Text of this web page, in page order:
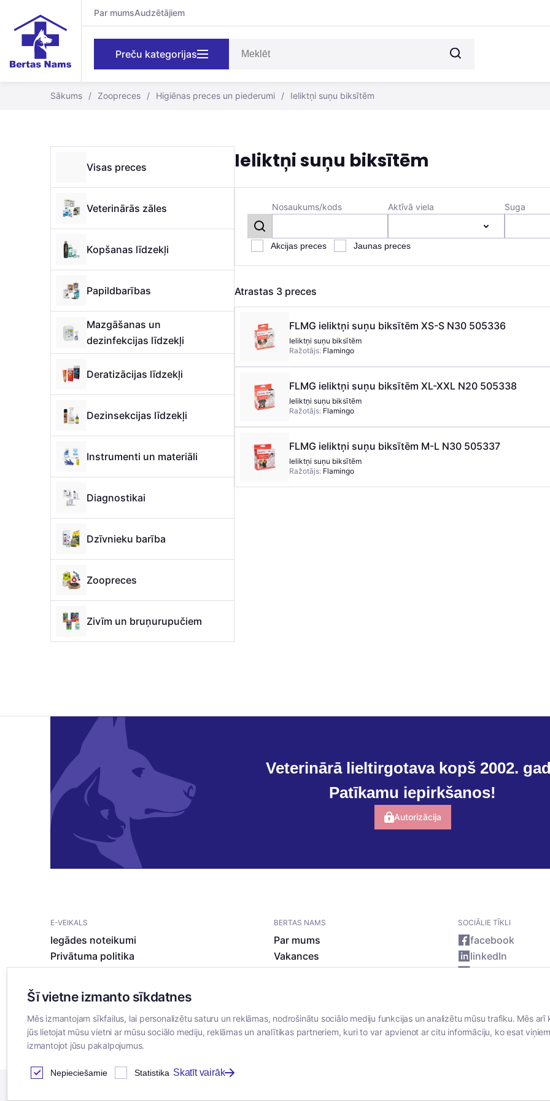
Par mumsAudzētājiem
Preču kategorijas
Sākums / Zoopreces / Higiēnas preces un piederumi / Ieliktņi suņu biksītēm
Visas preces
Veterinārās zāles
Kopšanas līdzekļi
Papildbarības
Mazgāšanas un
dezinfekcijas līdzekļi
Deratizācijas līdzekļi
Dezinsekcijas līdzekļi
Instrumenti un materiāli
Diagnostikai
Dzīvnieku barība
Zoopreces
Zivīm un bruņurupučiem
Ieliktņi suņu biksītēm
Nosaukums/kods Aktīvā viela Suga
Akcijas preces Jaunas preces
Atrastas 3preces
FLMG ieliktņi suņu biksītēm XS-S N30 505336
Ieliktņi suņu biksītēm
Ražotājs: Flamingo
FLMG ieliktņi suņu biksītēm XL-XXL N20 505338
Ieliktņi suņu biksītēm
Ražotājs: Flamingo
FLMG ieliktņi suņu biksītēm M-L N30 505337
Ieliktņi suņu biksītēm
Ražotājs: Flamingo
Veterinārā lieltirgotava kopš 2002.
Patīkamu iepirkšanos!
Autorizācija
E-VEIKALS
Iegādes noteikumi
Privātuma politika
BERTAS NAMS
Par mums
Vakances
SOCIĀLIE TĪKLI
facebook
linkedIn
Šī vietne izmanto sīkdatnes
Mēs izmantojam sīkfailus, lai personalizētu saturu un reklāmas, nodrošinātu sociālo mediju funkcijas un analizētu mūsu trafiku. Mēs
jūs lietojat mūsu vietni ar mūsu sociālo mediju, reklāmas un analītikas partneriem, kuri to var apvienot ar citu informāciju, ko esat
izmantojot jūsu pakalpojumus.
Nepieciešamie Statistika Skatīt vairāk